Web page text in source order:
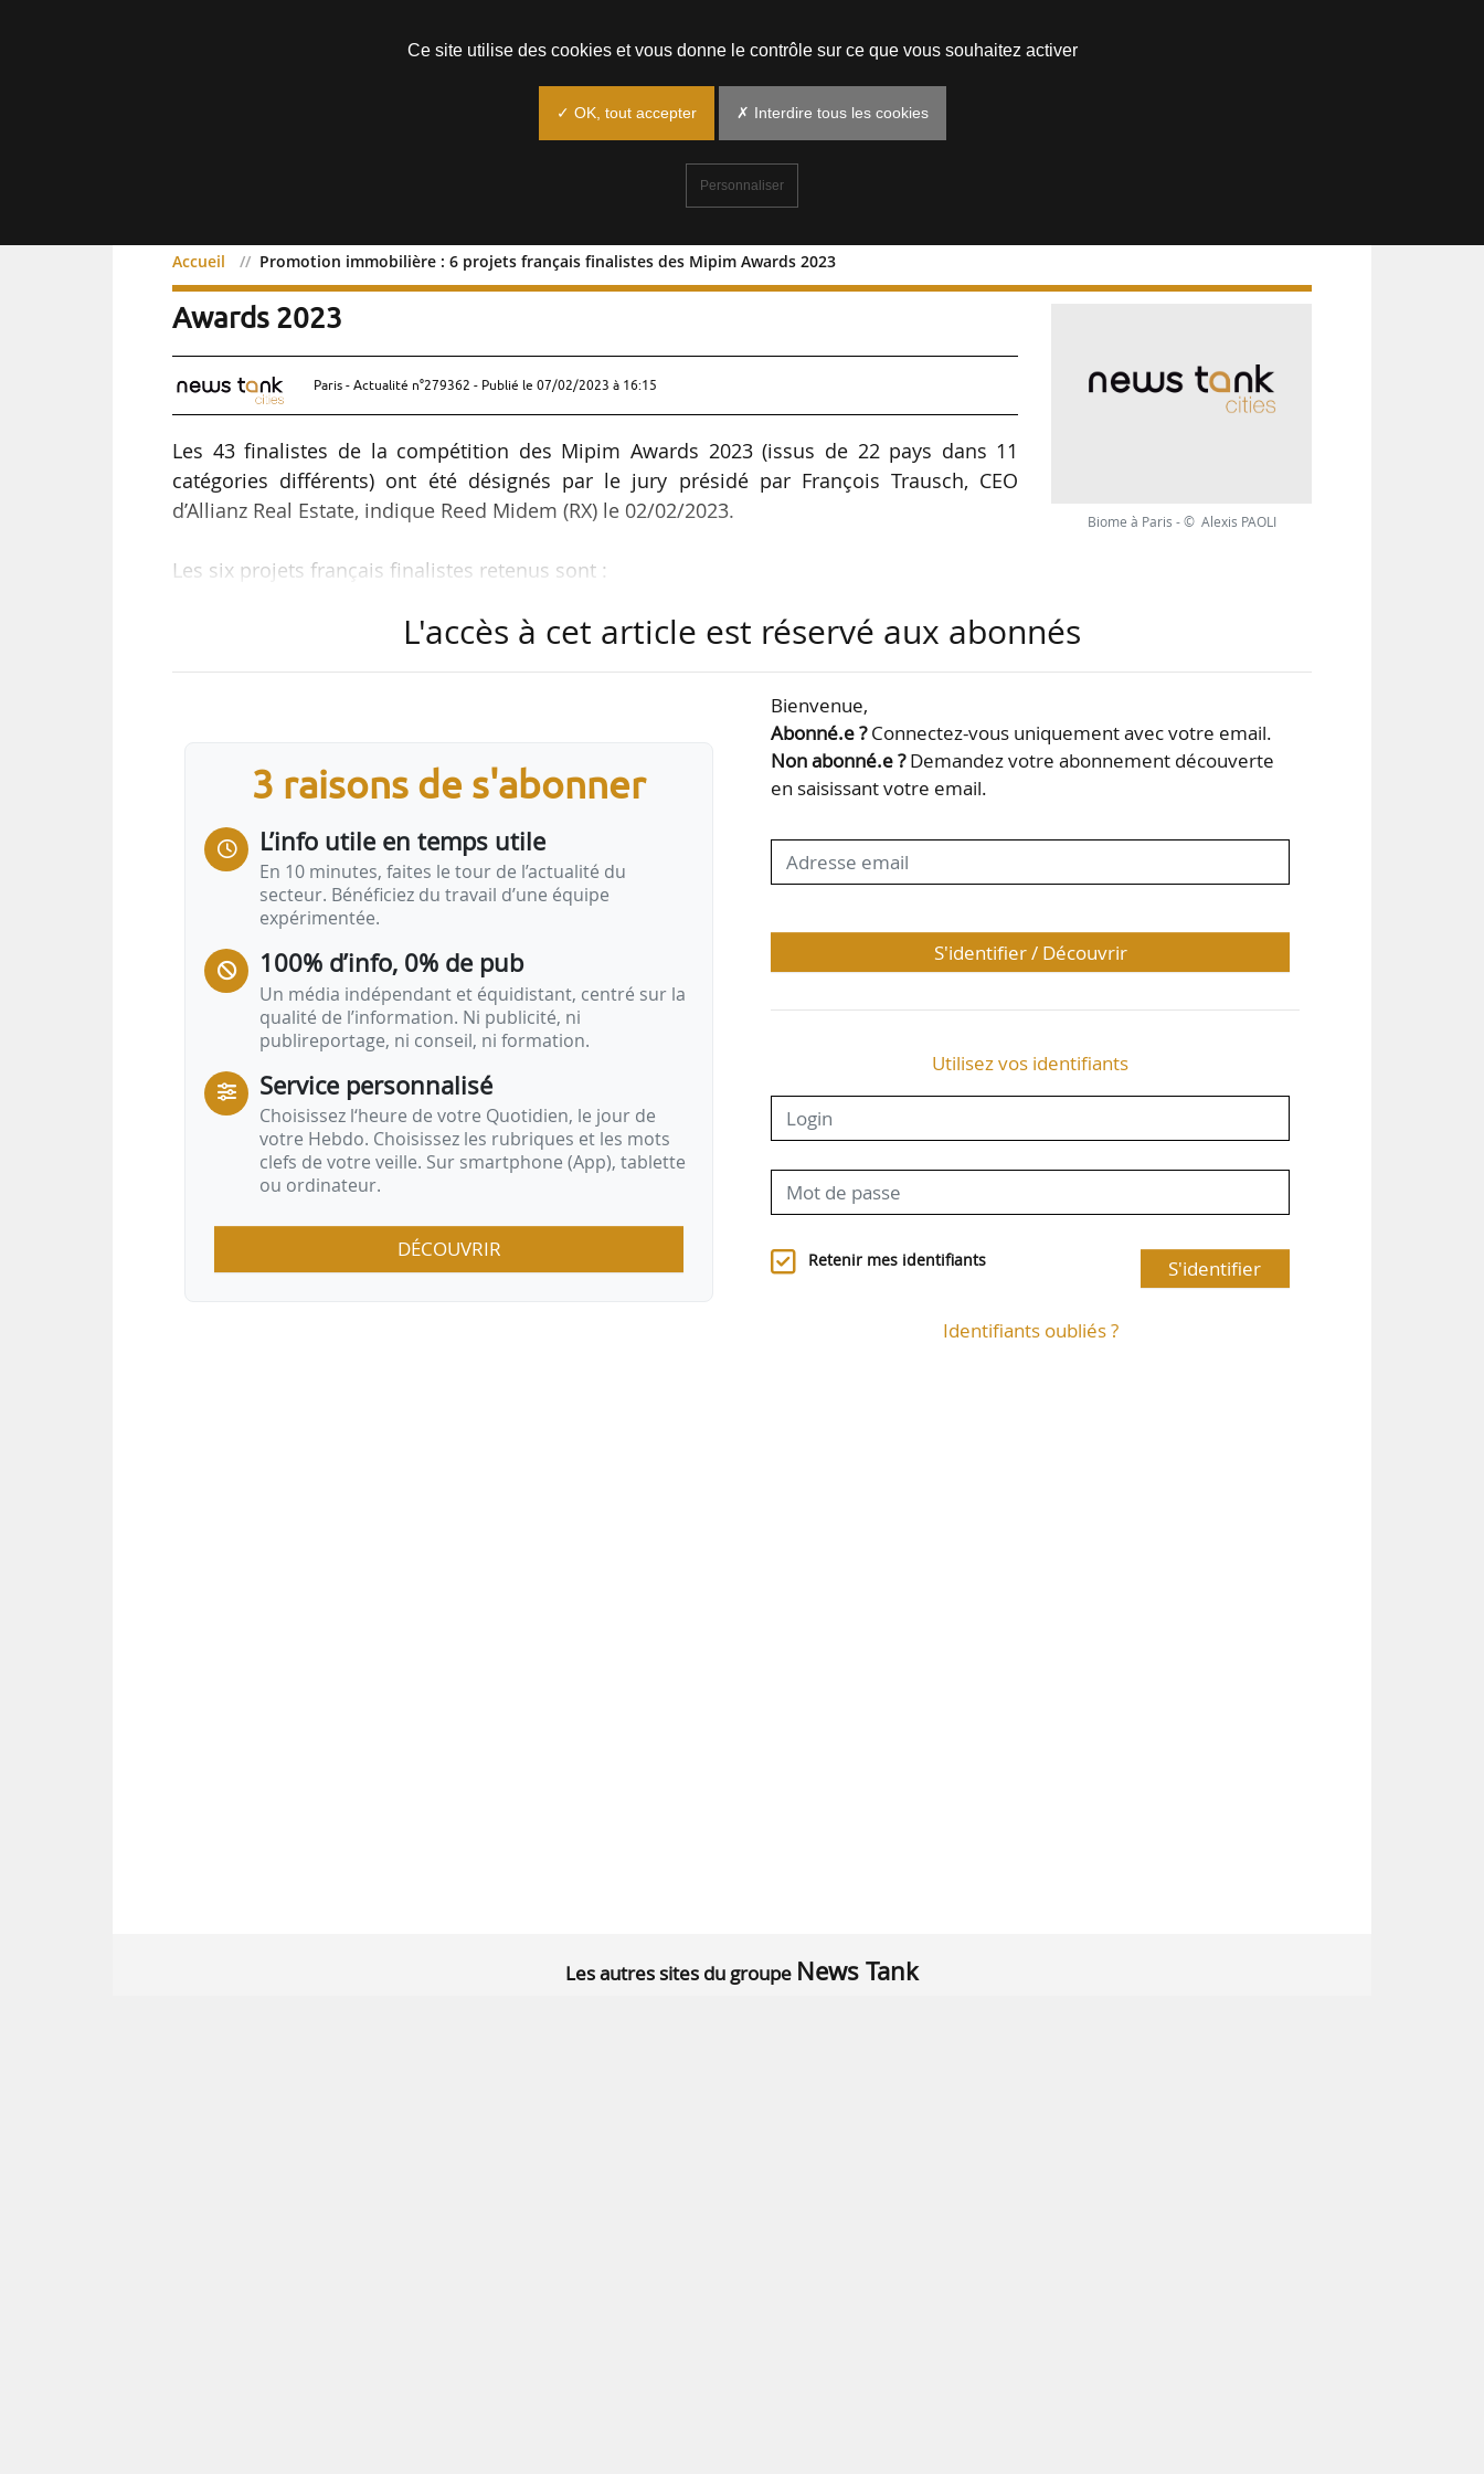
Accueil Promotion immobilière : 6 projets français finalistes des Mipim Awards 2023
Promotion immobilière : 6 projets français finalistes des Mipim
Awards 2023
Paris - Actualité n°279362 - Publié le 07/02/2023 à 16:15
Les 43 finalistes de la compétition des Mipim Awards 2023 (issus de 22 pays dans 11
catégories différents) ont été désignés par le jury présidé par François Trausch, CEO
d’Allianz Real Estate, indique Reed Midem (RX) le 02/02/2023.
Les six projets français finalistes retenus sont :
• Lyon Confluence, Ilots B1-C1 Nord par Nexity à Lyon (Rhône) dans la catégorie « meilleur
• Biome par Bouygues Bâtiment Île-de-France à Paris dans la catégorie « meilleur projet de
bureau et d’entreprise » (livraison prévue en 2025) ;
Biome à Paris - © Alexis PAOLI
L'accès à cet article est réservé aux abonnés
3 raisons de s'abonner
L’info utile en temps utile
En 10 minutes, faites le tour de l’actualité du
secteur. Bénéficiez du travail d’une équipe
expérimentée.
100% d’info, 0% de pub
Un média indépendant et équidistant, centré sur la
qualité de l’information. Ni publicité, ni
publireportage, ni conseil, ni formation.
Service personnalisé
Choisissez l‘heure de votre Quotidien, le jour de
votre Hebdo. Choisissez les rubriques et les mots
clefs de votre veille. Sur smartphone (App), tablette
ou ordinateur.
DÉCOUVRIR
Bienvenue,
Abonné.e ?Connectez-vous uniquement avec votre email.
Non abonné.e ?Demandez votre abonnement découverte
en saisissant votre email.
S'identifier / Découvrir
Utilisez vos identifiants
Retenir mes identifiants S'identifier
Identifiants oubliés ?
Les autres sites du groupe News Tank
Ce site utilise des cookies et vous donne le contrôle sur ce que vous souhaitez activer
✓ OK, tout accepter ✗ Interdire tous les cookies
Personnaliser